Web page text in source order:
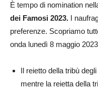
È tempo di nomination
dei Famosi 2023. I
preferenze. Scopriamo
onda lunedì 8 maggio
Il reietto della tribù
mentre la reietta della